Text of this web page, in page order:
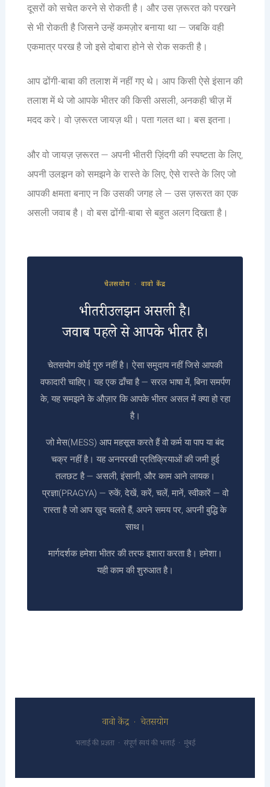
दूसरों को सचेत करने से रोकती है। और उस ज़रूरत को परखने
से भी रोकती है जिसने उन्हें कमज़ोर बनाया था — जबकि वही
एकमात्र परख है जो इसे दोबारा होने से रोक सकती है।
आप ढोंगी-बाबा की तलाश में नहीं गए थे। आप किसी ऐसे इंसान की
तलाश में थे जो आपके भीतर की किसी असली, अनकही चीज़ में
मदद करे। वो ज़रूरत जायज़ थी। पता गलत था। बस इतना।
और वो जायज़ ज़रूरत — अपनी भीतरी ज़िंदगी की स्पष्टता के लिए,
अपनी उलझन को समझने के रास्ते के लिए, ऐसे रास्ते के लिए जो
आपकी क्षमता बनाए न कि उसकी जगह ले — उस ज़रूरत का एक
असली जवाब है। वो बस ढोंगी-बाबा से बहुत अलग दिखता है।
चेतसयोग · वावो केंद्र
भीतरी उलझन असली है।
जवाब पहले से आपके भीतर है।
चेतसयोग कोई गुरु नहीं है। ऐसा समुदाय नहीं जिसे आपकी
वफादारी चाहिए। यह एक ढाँचा है — सरल भाषा में, बिना समर्पण
के, यह समझने के औज़ार कि आपके भीतर असल में क्या हो रहा
है।
जो मेस(MESS) आप महसूस करते हैं वो कर्म या पाप या बंद
चक्र नहीं है। यह अनपरखी प्रतिक्रियाओं की जमी हुई
तलछट है — असली, इंसानी, और काम आने लायक।
प्रज्ञा(PRAGYA) — रुकें, देखें, करें, चलें, मानें, स्वीकारें — वो
रास्ता है जो आप खुद चलते हैं, अपने समय पर, अपनी बुद्धि के
साथ।
मार्गदर्शक हमेशा भीतर की तरफ इशारा करता है। हमेशा।
यही काम की शुरुआत है।
वावो केंद्र · चेतसयोग
भलाई की प्रज्ञता · संपूर्ण स्वयं की भलाई · मुंबई